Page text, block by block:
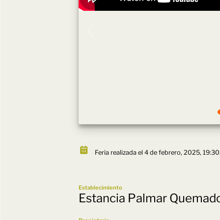
Feria realizada el 4 de febrero, 2025,
Establecimiento
Estancia Palmar